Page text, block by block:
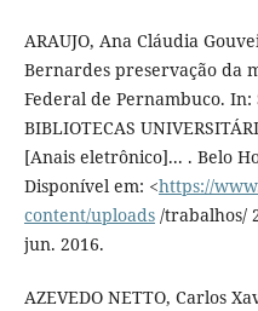
ARAUJO, Ana Cláudia
Bernardes preservação da
Federal de Pernambuco. In:
BIBLIOTECAS
[Anais eletrônico]... . Belo
Disponível em: <https://
content/uploads/trabalhos/
jun. 2016.
AZEVEDO NETTO, Carlos